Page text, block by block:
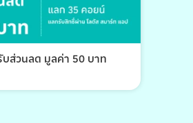
ส่วนลด มูลค่า 50 บาท